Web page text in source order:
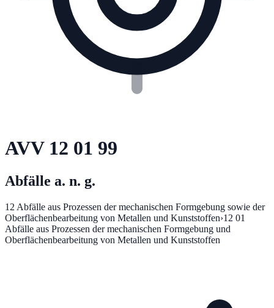
AVV 12 01 99
Abfälle a. n. g.
12 Abfälle aus Prozessen der mechanischen Formgebung sowie der
Oberflächenbearbeitung von Metallen und Kunststoffen›12 01
Abfälle aus Prozessen der mechanischen Formgebung und
Oberflächenbearbeitung von Metallen und Kunststoffen